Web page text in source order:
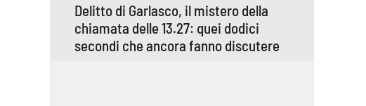
Delitto di Garlasco, il mistero della
chiamata delle 13.27: quei dodici
secondi che ancora fanno discutere